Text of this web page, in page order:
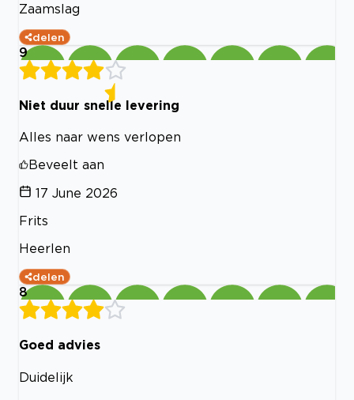
Zaamslag
delen
9
Niet duur snelle levering
Alles naar wens verlopen
Beveelt aan
17 June 2026
Frits
Heerlen
delen
8
Goed advies
Duidelijk